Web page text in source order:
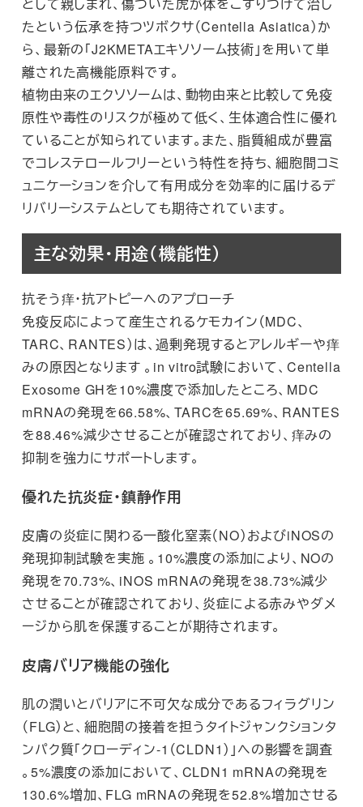
たという伝承を持つツボクサ（Centella Asiatica）か
ら、最新の「J2KMETAエキソソーム技術」を用いて単
離された高機能原料です。
植物由来のエクソソームは、動物由来と比較して免疫
原性や毒性のリスクが極めて低く、生体適合性に優れ
ていることが知られています。また、脂質組成が豊富
でコレステロールフリーという特性を持ち、細胞間コミ
ュニケーションを介して有用成分を効率的に届けるデ
リバリーシステムとしても期待されています。
主な効果・用途（機能性）
抗そう痒・抗アトピーへのアプローチ
免疫反応によって産生されるケモカイン（MDC、
TARC、RANTES）は、過剰発現するとアレルギーや痒
みの原因となります 。in vitro試験において、Centella
Exosome GHを10%濃度で添加したところ、MDC
mRNAの発現を66.58%、TARCを65.69%、RANTES
を88.46%減少させることが確認されており、痒みの
抑制を強力にサポートします。
優れた抗炎症・鎮静作用
皮膚の炎症に関わる一酸化窒素（NO）およびiNOSの
発現抑制試験を実施 。10%濃度の添加により、NOの
発現を70.73%、iNOS mRNAの発現を38.73%減少
させることが確認されており、炎症による赤みやダメ
ージから肌を保護することが期待されます。
皮膚バリア機能の強化
肌の潤いとバリアに不可欠な成分であるフィラグリン
（FLG）と、細胞間の接着を担うタイトジャンクションタ
ンパク質「クローディン-1（CLDN1）」への影響を調査
。5%濃度の添加において、CLDN1 mRNAの発現を
130.6%増加、FLG mRNAの発現を52.8%増加させる